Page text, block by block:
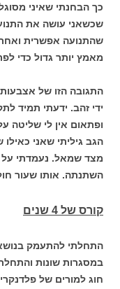
כך הבחנתי שאיני
שכשאני עושה את
שהתנועה אפשרית ואחר
מאמץ יותר גדול כדי
התגובה הזו של
ידי זהב. ידעתי תמיד
ופתאום אין לי שליטה
הגב גיליתי שאני
מצד שמאל. נעמדתי על
השתנתה. אותו שעור
קורס של 4 שנים
התחלתי להתעמק
במסגרות שונות